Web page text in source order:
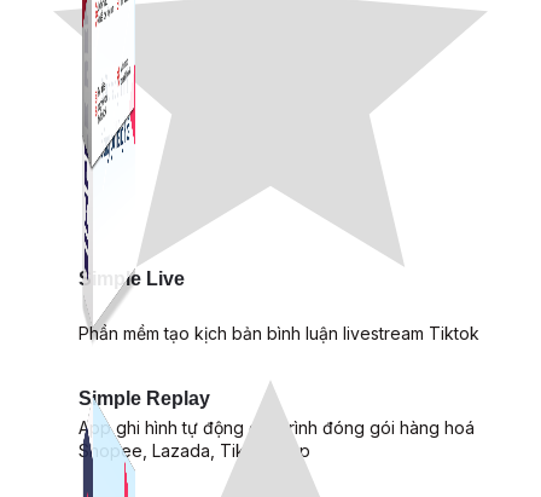
Simple Replay
App ghi hình tự động quy trình đóng gói hàng hoá
Shopee, Lazada, Tiktokshop
Simple Live
Phần mềm tạo kịch bản bình luận livestream Tiktok